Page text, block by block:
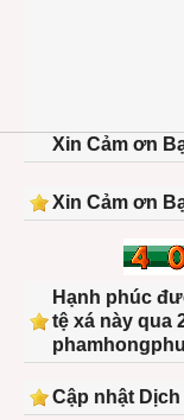
Xin Cảm ơn
Xin Cảm ơn
Hạnh phúc
tệ xá này qua
Cập nhật